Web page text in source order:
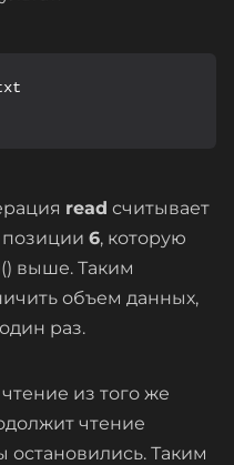
read считывает
позиции 6, которую
выше. Таким
объем данных,
раз.
из того же
чтение
остановились. Таким